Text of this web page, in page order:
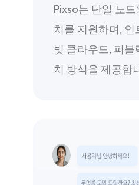
Pixso는 단일 노
치를 지원하며, 인
빗 클라우드, 퍼블
치 방식을 제공합